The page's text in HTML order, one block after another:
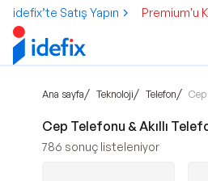
idefix’te Satış Yapın Premium'u
Ana sayfa/ Teknoloji/ Telefon/ Cep
Cep Telefonu & Akıllı
786 sonuç listeleniyor